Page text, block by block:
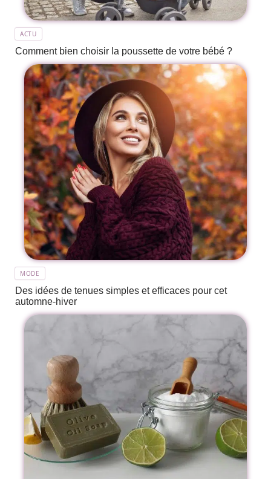
ACTU
Comment bien choisir la poussette de votre bébé ?
MODE
Des idées de tenues simples et efficaces pour cet
automne-hiver